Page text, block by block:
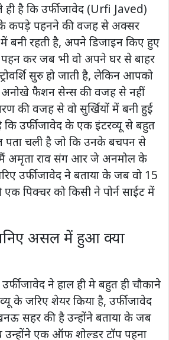
है कि उर्फी जावेद (Urfi Javed)
कपड़े पहनने की वजह से अक्सर
बनी रहती है, अपने डिजाइन किए हुए
कर जब भी वो अपने घर से बाहर
सुरु हो जाती है, लेकिन आपको
अनोखे फैशन सेन्स की वजह से नहीं
की वजह से वो सुर्खियों में बनी हुई
उर्फी जावेद के एक इंटरव्यू से बहुत
पता चली है जो कि उनके बचपन से
अमृता राव संग आर जे अनमोल के
उर्फी जावेद ने बताया के जब वो 15
पिक्चर को किसी ने पोर्न साईट में
असल में हुआ क्या
जावेद ने हाल ही मे बहुत ही चौकाने
के जरिए शेयर किया है, उर्फी जावेद
सहर की है उन्होंने बताया के जब
उन्होंने एक ऑफ शोल्डर टॉप पहना